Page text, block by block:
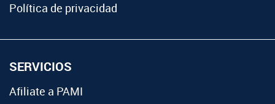
Política de privacidad
SERVICIOS
Afiliate a PAMI